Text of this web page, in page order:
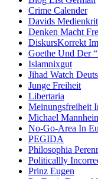
Crime Calender
Davids
Denken Macht
DiskursKorrekt
Goethe Und Der
Islamnixgut
Jihad Watch
Junge Freiheit
Libertaria
Meinungsfreiheit
Michael
No-Go-Area In
PEGIDA
Philosophia
Politicallly
Prinz Eugen